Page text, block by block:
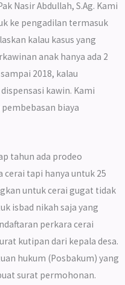
Nasir Abdullah, S.Ag. Kami
ke pengadilan termasuk
kalau kasus yang
anak hanya ada 2
2018, kalau
kawin. Kami
biaya
tahun ada prodeo
cerai tapi hanya untuk 25
untuk cerai gugat tidak
isbad nikah saja yang
perkara cerai
kutipan dari kepala desa.
hukum (Posbakum) yang
surat permohonan.